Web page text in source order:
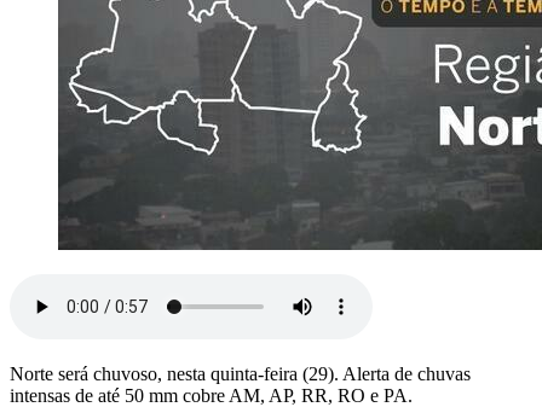
Norte será chuvoso, nesta quinta-feira (29). Alerta de chuvas
intensas de até 50 mm cobre AM, AP, RR, RO e PA.